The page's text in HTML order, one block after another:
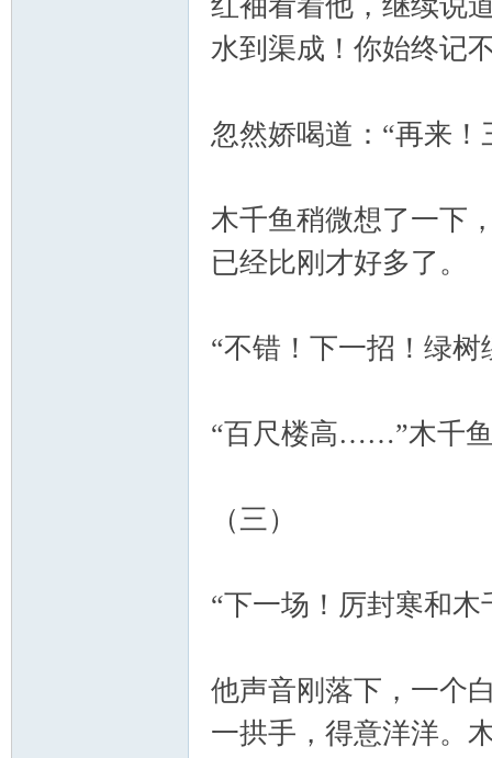
水到渠成！你始终记
忽然娇喝道：“再来
木千鱼稍微想了一下
已经比刚才好多了。
“不错！下一招！绿
“百尺楼高……”木千
（三）
“下一场！厉封寒和
他声音刚落下，一个
一拱手，得意洋洋。